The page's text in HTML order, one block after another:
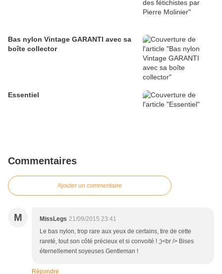
Bas nylon Vintage GARANTI avec sa
boîte collector
Essentiel
Commentaires
Ajouter un commentaire
M MissLegs 21/09/2015 23:41
Le bas nylon, trop rare aux yeux de certains, tire de cette
rareté, tout son côté précieux et si convoité ! ;)<br /> Bises
éternellement soyeuses Gentleman !
Répondre